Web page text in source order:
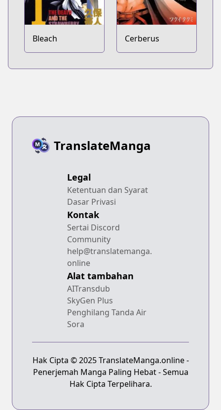
Bleach Cerberus
TranslateManga
Legal
Ketentuan dan Syarat
Dasar Privasi
Kontak
Sertai Discord
Community
help@translatemanga.
online
Alat tambahan
AITransdub
SkyGen Plus
Penghilang Tanda Air
Sora
Hak Cipta © 2025 TranslateManga.online -
Penerjemah Manga Paling Hebat - Semua
Hak Cipta Terpelihara.